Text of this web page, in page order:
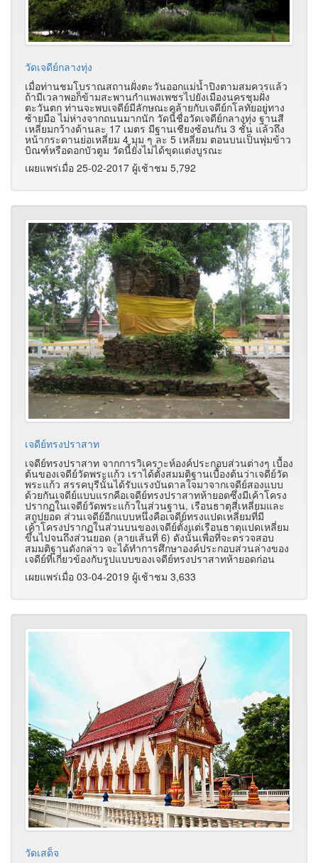
วัดเจดีย์กลางทุ่ง
เมื่อท่านชมโบราณสถานฝั่งตะวันออกแม่น้ำปิงตามสมควรแล้ว
ถ้ามีเวลาพอก็ข้ามสะพานกำแพงเพชรไปยังเมืองนครชุมฝั่ง
ตะวันตก ท่านจะพบเจดีย์มีลักษณะคล้ายกับเจดีย์กโลทัยอยู่ทาง
ซ้ายมือ ไม่ห่างจากถนนมากนัก วัดนี้ชื่อวัดเจดีย์กลางทุ่ง ฐานสี
เหลี่ยมกว้างด้านละ 17 เมตร มีฐานเชียงซ้อนกัน 3 ชั้น แล้วถึง
หน้ากระดานย่อเหลี่ยม 4 มุม ๆ ละ 5 เหลี่ยม ตอนบนเป็นพุ่มข้าว
บิณฑ์หรือดอกบัวตูม วัดนี้ยังไม่ได้ขุดแต่งบูรณะ
เผยแพร่เมื่อ 25-02-2017 ผู้เช้าชม 5,792
เจดีย์ทรงปราสาท
เจดีย์ทรงปราสาท จากการวิเคราะห์องค์ประกอบส่วนต่างๆ เบื้อง
ต้นของเจดีย์วัดพระแก้ว เราได้ตั้งสมมติฐานเบื้องต้นว่าเจดีย์วัด
พระแก้ว สรรคบุรีนั้นได้รับแรงบันดาลใจมาจากเจดีย์สองแบบ
ด้วยกันเจดีย์แบบแรกคือเจดีย์ทรงปราสาทห้ายอดซึ่งมีเค้าโครง
ปรากฏในเจดีย์วัดพระแก้วในส่วนฐาน, เรือนธาตุสี่เหลี่ยมและ
สถูปยอด ส่วนเจดีย์อีกแบบหนึ่งคือเจดีย์ทรงแปดเหลี่ยมที่มี
เค้าโครงปรากฏในส่วนบนของเจดีย์ตั้งแต่เรือนธาตุแปดเหลี่ยม
ขึ้นไปจนถึงส่วนยอด (ลายเส้นที่ 6) ดังนั้นเพื่อที่จะตรวจสอบ
สมมติฐานดังกล่าว จะได้ทำการศึกษาองค์ประกอบส่วนล่างของ
เจดีย์ที่เกี่ยวข้องกับรูปแบบของเจดีย์ทรงปราสาทห้ายอดก่อน
เผยแพร่เมื่อ 03-04-2019 ผู้เช้าชม 3,633
วัดเสด็จ